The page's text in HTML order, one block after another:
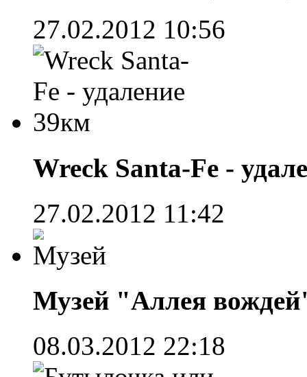
27.02.2012 10:56
Wreck Santa-Fe -
27.02.2012 11:42
Музей "Аллея
08.03.2012 22:18